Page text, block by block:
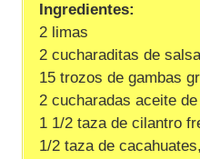
Ingredientes:
2 limas
2 cucharaditas de
15 trozos de gambas
2 cucharadas aceite
1 1/2 taza de cilantro
1/2 taza de